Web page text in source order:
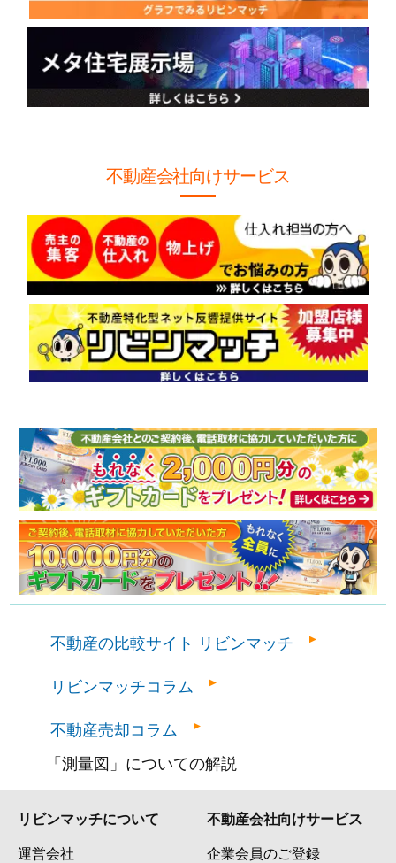
不動産会社向けサービス
不動産の比較サイト リビンマッチ
リビンマッチコラム
不動産売却コラム
「測量図」についての解説
リビンマッチについて
運営会社
不動産会社向けサービス
企業会員のご登録